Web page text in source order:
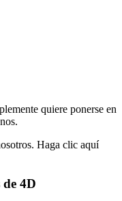
quiere ponerse en
Haga clic aquí
4D